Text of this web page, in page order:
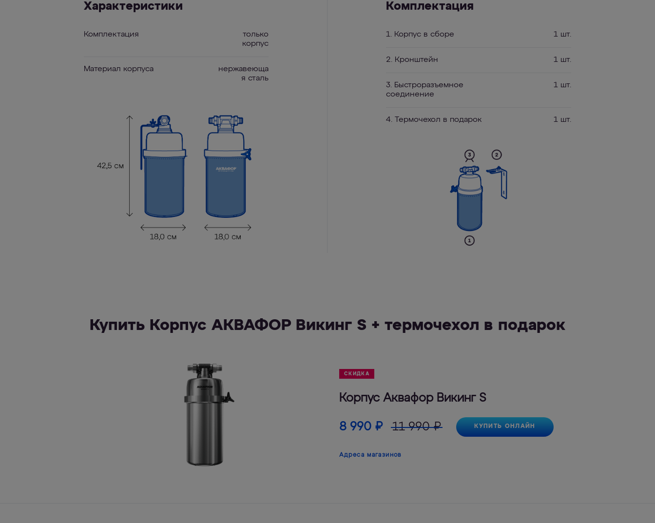
Характеристики
Комплектация
только
корпус
Материал корпуса
нержавеюща
я сталь
Комплектация
1. Корпус в сборе 1 шт.
2. Кронштейн 1 шт.
3. Быстроразъемное
соединение
1 шт.
4. Термочехол в подарок 1 шт.
Купить Корпус АКВАФОР Викинг S + термочехол в подарок
СКИДКА
Корпус Аквафор Викинг S
8 990 ₽ 11 990 ₽ КУПИТЬ ОНЛАЙН
Адреса магазинов